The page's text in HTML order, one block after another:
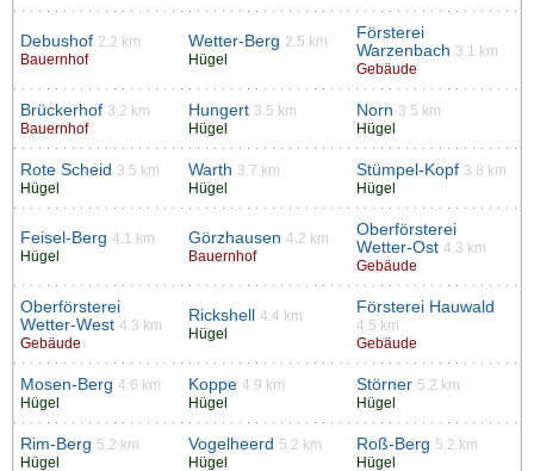
Debushof 2.2 km
Bauernhof
Wetter-Berg 2.5 km
Hügel
Försterei
Warzenbach 3.1 km
Gebäude
Brückerhof 3.2 km
Bauernhof
Hungert 3.5 km
Hügel
Norn 3.5 km
Hügel
Rote Scheid 3.5 km
Hügel
Warth 3.7 km
Hügel
Stümpel-Kopf 3.8 km
Hügel
Feisel-Berg 4.1 km
Hügel
Görzhausen 4.2 km
Bauernhof
Oberförsterei
Wetter-Ost 4.3 km
Gebäude
Oberförsterei
Wetter-West 4.3 km
Gebäude
Rickshell
4.4 km
Hügel
Försterei Hauwald
4.5 km
Gebäude
Mosen-Berg 4.6 km
Hügel
Koppe 4.9 km
Hügel
Störner 5.2 km
Hügel
Rim-Berg 5.2 km
Hügel
Vogelheerd 5.2 km
Hügel
Roß-Berg 5.2 km
Hügel